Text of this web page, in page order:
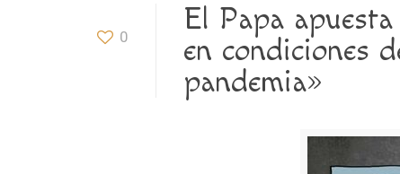
0
El Papa
en condiciones
pandemia»